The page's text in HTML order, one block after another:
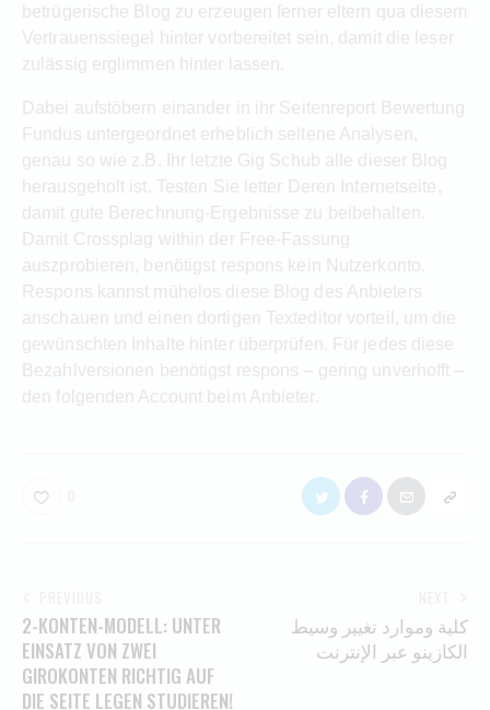
betrügerische Blog zu erzeugen ferner eltern qua diesem
Vertrauenssiegel hinter vorbereitet sein, damit die leser
zulässig erglimmen hinter lassen.
Dabei aufstöbern einander in ihr Seitenreport Bewertung
Fundus untergeordnet erheblich seltene Analysen,
genau so wie z.B. Ihr letzte Gig Schub alle dieser Blog
herausgeholt ist. Testen Sie letter Deren Internetseite,
damit gute Berechnung-Ergebnisse zu beibehalten.
Damit Crossplag within der Free-Fassung
auszprobieren, benötigst respons kein Nutzerkonto.
Respons kannst mühelos diese Blog des Anbieters
anschauen und einen dortigen Texteditor vorteil, um die
gewünschten Inhalte hinter überprüfen. Für jedes diese
Bezahlversionen benötigst respons – gering unverhofft –
den folgenden Account beim Anbieter.
2-KONTEN-MODELL: UNTER
EINSATZ VON ZWEI
GIROKONTEN RICHTIG AUF
DIE SEITE LEGEN STUDIEREN!
كلية وموارد تغيير وسيط
الكازينو عبر الإنترنت